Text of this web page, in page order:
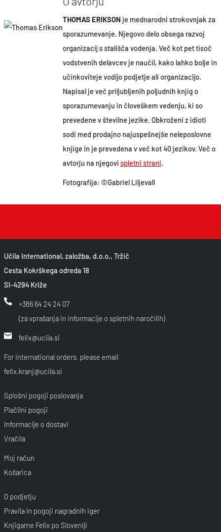
THOMAS ERIKSON je mednarodni strokovnjak za
sporazumevanje. Njegovo delo obsega razvoj
organizacij s stališča vodenja. Več kot pet tisoč
vodstvenih delavcev je naučil, kako lahko bolje in
učinkoviteje vodijo podjetje ali organizacijo.
Napisal je več priljubljenih poljudnih knjig o
sporazumevanju in človeškem vedenju, ki so
prevedene v številne jezike. Obkroženi z idioti
sodi med prodajno najuspešnejše neleposlovne
knjige in je prevedena v več kot 40 jezikov. Več o
avtorju na njegovi spletni strani.
Fotografija: ©Gabriel Liljevall
Učila International, založba, d.o.o., Tržič
Cesta Kokrškega odreda 18
SI-4294 Križe
+386 64 24 24 07
(za vprašanja in informacije o spletnih naročilih)
felix@ucila.si
For international orders, please email
felix.kranj@ucila.si
Splošni pogoji poslovanja
Plačilni pogoji
Informacije o dostavi
Vračila
Moj račun
Košarica
O podjetju
Pravila in pogoji nagradnih iger
Knjigarne Felix po Sloveniji